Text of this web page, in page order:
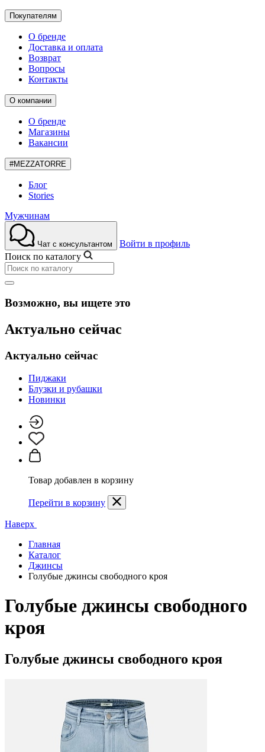
Покупателям
О бренде
Доставка и оплата
Возврат
Вопросы
Контакты
О компании
О бренде
Магазины
Вакансии
#MEZZATORRE
Блог
Stories
Мужчинам
Чат с консультантом
Войти в профиль
Поиск по каталогу
Возможно, вы ищете это
Актуально сейчас
Актуально сейчас
Пиджаки
Блузки и рубашки
Новинки
Товар добавлен в корзину
Перейти в корзину
Наверх
Главная
Каталог
Джинсы
Голубые джинсы свободного кроя
Голубые джинсы свободного
кроя
Голубые джинсы свободного кроя